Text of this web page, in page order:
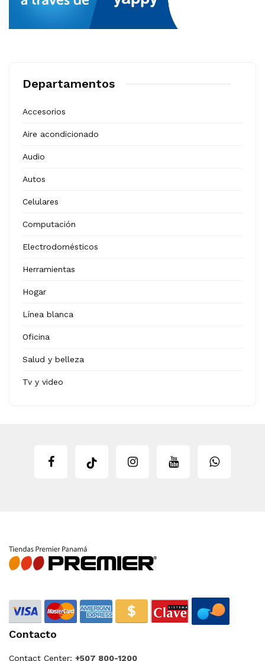
Departamentos
Accesorios
Aire acondicionado
Audio
Autos
Celulares
Computación
Electrodomésticos
Herramientas
Hogar
Línea blanca
Oficina
Salud y belleza
Tv y video
Contacto
Contact Center: +507 800-1200